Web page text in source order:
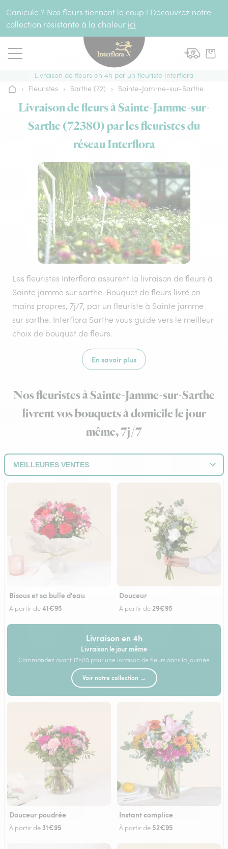
Canicule ? Nos fleurs tiennent le coup ! Découvrez notre
collection résistante à la chaleur ici
Livraison de fleurs en 4h par un fleuriste Interflora
Accueil
› Fleuristes › Sarthe (72) › Sainte-Jamme-sur-Sarthe
Livraison de fleurs à Sainte-Jamme-sur-
Sarthe (72380) par les fleuristes du
réseau Interflora
Les fleuristes Interflora assurent la livraison de fleurs à
Sainte jamme sur sarthe. Bouquet de fleurs livré en
mains propres, 7j/7, par un fleuriste à Sainte jamme
sur sarthe. Interflora Sarthe vous guide vers le meilleur
choix de bouquet de fleurs.
En savoir plus
Nos fleuristes à Sainte-Jamme-sur-Sarthe
livrent vos bouquets à domicile le jour
même, 7j/7
Bisous et sa bulle d'eau
À partir de41€95
Douceur
À partir de29€95
Livraison en 4h
Livraison le jour même
Commandez avant 17h00 pour une livraison de fleurs dans la journée
Voir notre collection →
Douceur poudrée
À partir de 31€95
Instant complice
À partir de 52€95